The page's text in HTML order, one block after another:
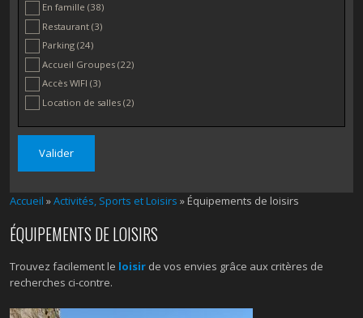
En famille(38)
Restaurant(3)
Parking(24)
Accueil Groupes(22)
Accès WIFI(3)
Location de salles(2)
Accueil »Activités, Sports et Loisirs » Équipements de loisirs
ÉQUIPEMENTS DE LOISIRS
Trouvez facilement le loisir de vos envies grâce aux critères de
recherches ci-contre.